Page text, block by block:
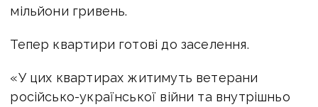
мільйони гривень.
Тепер квартири готові до заселення.
«У цих квартирах житимуть ветерани
російсько-української війни та внутрішньо